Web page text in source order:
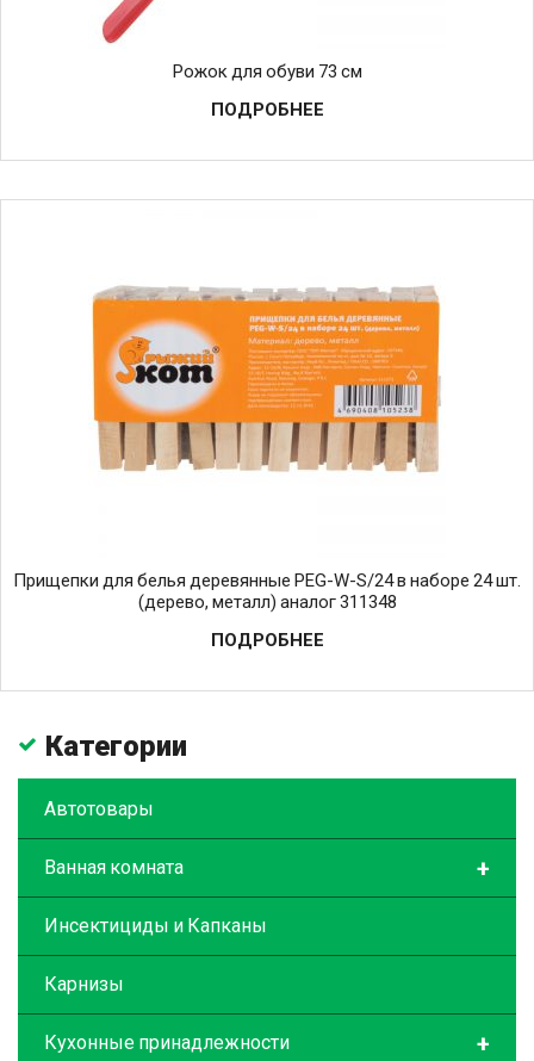
Рожок для обуви 73 см
ПОДРОБНЕЕ
Прищепки для белья деревянные PEG-W-S/24 в наборе 24 шт.
(дерево, металл) аналог 311348
ПОДРОБНЕЕ
Категории
Автотовары
+
Ванная комната
Инсектициды и Капканы
Карнизы
+
Кухонные принадлежности